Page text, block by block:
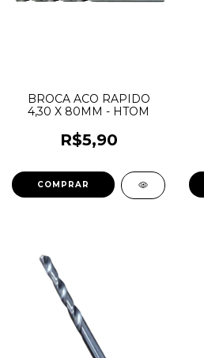
BROCA ACO RAPIDO
4,30 X 80MM - HTOM
R$5,90